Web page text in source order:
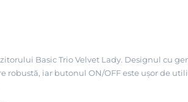
Basic Trio Velvet Lady. Designul cu
robustă, iar butonul ON/OFF este ușor de